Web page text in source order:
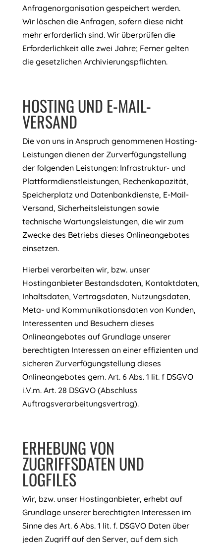
Anfragenorganisation gespeichert werden.
Wir löschen die Anfragen, sofern diese nicht
mehr erforderlich sind. Wir überprüfen die
Erforderlichkeit alle zwei Jahre; Ferner gelten
die gesetzlichen Archivierungspflichten.
HOSTING UND E-MAIL-
VERSAND
Die von uns in Anspruch genommenen Hosting-
Leistungen dienen der Zurverfügungstellung
der folgenden Leistungen: Infrastruktur- und
Plattformdienstleistungen, Rechenkapazität,
Speicherplatz und Datenbankdienste, E-Mail-
Versand, Sicherheitsleistungen sowie
technische Wartungsleistungen, die wir zum
Zwecke des Betriebs dieses Onlineangebotes
einsetzen.
Hierbei verarbeiten wir, bzw. unser
Hostinganbieter Bestandsdaten, Kontaktdaten,
Inhaltsdaten, Vertragsdaten, Nutzungsdaten,
Meta- und Kommunikationsdaten von Kunden,
Interessenten und Besuchern dieses
Onlineangebotes auf Grundlage unserer
berechtigten Interessen an einer effizienten und
sicheren Zurverfügungstellung dieses
Onlineangebotes gem. Art. 6 Abs. 1 lit. f DSGVO
i.V.m. Art. 28 DSGVO (Abschluss
Auftragsverarbeitungsvertrag).
ERHEBUNG VON
ZUGRIFFSDATEN UND
LOGFILES
Wir, bzw. unser Hostinganbieter, erhebt auf
Grundlage unserer berechtigten Interessen im
Sinne des Art. 6 Abs. 1 lit. f. DSGVO Daten über
jeden Zugriff auf den Server, auf dem sich